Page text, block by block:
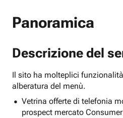
Panoramica
Descrizione del
Il sito ha molteplici
alberatura del menù.
Vetrina offerte di telefonia
prospect mercato